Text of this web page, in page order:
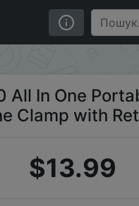
Clamp with Retractable
All In One
Clamp with
$13.99